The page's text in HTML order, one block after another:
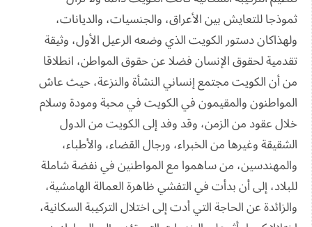
ثموذجا للتعايش بين الأعراق، والجنسيات، والديانات،
ولهذاكان دستور الكويت الذي وضعه الرعيل الأول، وثيقة
تقدمية لحقوق الإنسان فضلا عن حقوق المواطن، انطلاقا
من أن الكويت مجتمع إنساني النشأة والنزعة، حيث عاش
المواطنون والمقيمون في الكويت في محبة ومودة وسلام
خلال عقود من الزمن، وقد وفد إلى الكويت من الدول
الشقيقة وغيرها من الخبراء، ورجال القضاء، والأطباء،
والمهندسين، من ساهموا مع المواطنين في نفضة شاملة
للبلاد، إلى أن بدأت في التفشي ظاهرة العمالة الهامشية،
والزائدة عن الحاجة التي أدت إلى اختلال التركيبة السكانية،